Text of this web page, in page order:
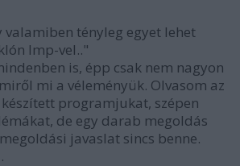
valamiben tényleg egyet lehet
lmp-vel.."
is, épp csak nem nagyon
mi a véleményük. Olvasom az
készített programjukat, szépen
de egy darab megoldás
javaslat sincs benne.